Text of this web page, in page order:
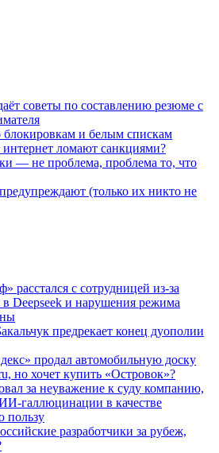
советы по составлению резюме с
блокировкам и белым спискам
интернет ломают санкциями?
— не проблема, проблема то, что
(только их никто не
расстался с сотрудницей из-за
в Deepseek и нарушения режима
предрекает конец дуополии
продал автомобильную доску
но хочет купить «Островок»?
за неуважение к суду компанию,
галлюцинации в качестве
пользу
разработчики за рубеж,